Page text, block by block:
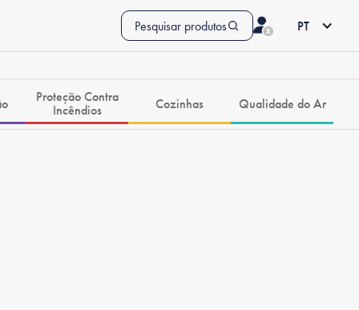
Pesquisar produtos PT
Proteção Contra
Incêndios
Cozinhas Qualidade do Ar